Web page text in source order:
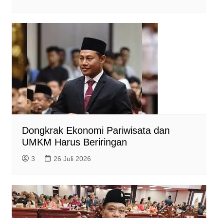
Dongkrak Ekonomi Pariwisata dan
UMKM Harus Beriringan
3 26 Juli 2026